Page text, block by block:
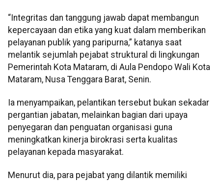
“Integritas dan tanggung jawab dapat membangun
kepercayaan dan etika yang kuat dalam memberikan
pelayanan publik yang paripurna,” katanya saat
melantik sejumlah pejabat struktural di lingkungan
Pemerintah Kota Mataram, di Aula Pendopo Wali Kota
Mataram, Nusa Tenggara Barat, Senin.
Ia menyampaikan, pelantikan tersebut bukan sekadar
pergantian jabatan, melainkan bagian dari upaya
penyegaran dan penguatan organisasi guna
meningkatkan kinerja birokrasi serta kualitas
pelayanan kepada masyarakat.
Menurut dia, para pejabat yang dilantik memiliki